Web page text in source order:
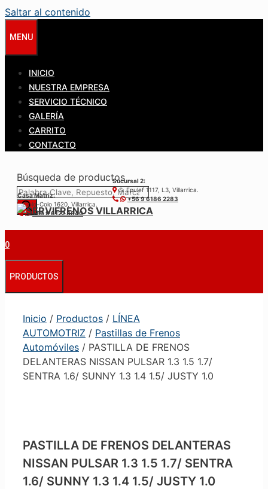
Saltar al contenido
MENU
INICIO
NUESTRA EMPRESA
SERVICIO TÉCNICO
GALERÍA
CARRITO
CONTACTO
Búsqueda de productos
Casa Matríz:
Colo-Colo 1620, Villarrica.
+56 9 6122 3840
Sucursal 2:
S. Epulef 1117, L3, Villarrica.
+56 9 6186 2283
0
PRODUCTOS
Inicio / Productos / LÍNEA
AUTOMOTRIZ / Pastillas de Frenos
Automóviles / PASTILLA DE FRENOS
DELANTERAS NISSAN PULSAR 1.3 1.5 1.7/
SENTRA 1.6/ SUNNY 1.3 1.4 1.5/ JUSTY 1.0
PASTILLA DE FRENOS DELANTERAS
NISSAN PULSAR 1.3 1.5 1.7/ SENTRA
1.6/ SUNNY 1.3 1.4 1.5/ JUSTY 1.0